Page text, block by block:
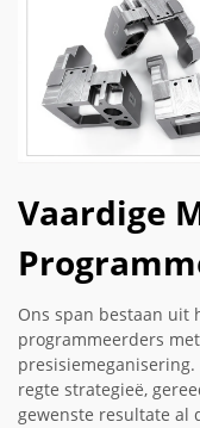
Vaardige
Ons span bestaan uit
programmeerders
regte strategieë,
gewenste resultate al